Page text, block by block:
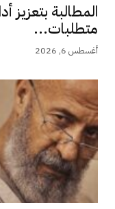
المطالبة
متطلبات...
أغسطس 6, 2026